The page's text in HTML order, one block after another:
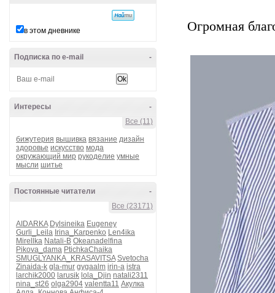
в этом дневнике
-
Подписка по e-mail
-
Интересы
Все (11)
бижутерия вышивка вязание дизайн
здоровье искусство мода
окружающий мир рукоделие умные
мысли шитье
-
Постоянные читатели
Все (23171)
AIDARKA Dylsineika Eugeney
Gurli_Leila Irina_Karpenko Len4ika
Mirellka Natali-B Okeanadelfina
Pikova_dama PtichkaChaika
SMUGLYANKA_KRASAVITSA Svetocha
Zinaida-k gla-mur gygaalm irin-a istra
larchik2000 larusik lola_Djin natali2311
nina_st26 olga2904 valentta11 Акулка
Огромная